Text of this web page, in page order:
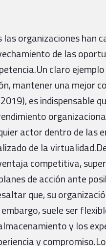
organizaciones han
de las
claro
mantener una mejor
es indispensable
actor dentro de las
de la
competitiva,
de acción ante
que, su
suele ser
y los
y